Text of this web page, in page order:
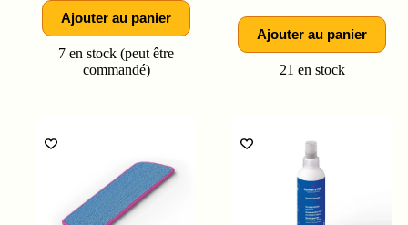
Ajouter au panier
7 en stock (peut être
commandé)
Ajouter au panier
21 en stock